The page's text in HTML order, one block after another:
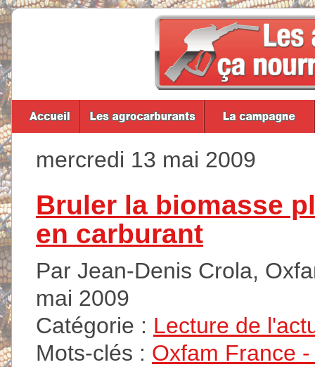
mercredi 13 mai 2009
Bruler la biomasse
en carburant
Par Jean-Denis Crola,
mai 2009
Catégorie : Lecture de
Mots-clés : Oxfam France -